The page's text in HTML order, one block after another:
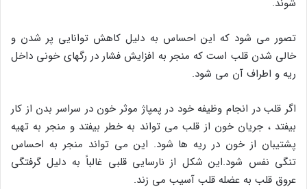
تصور می شود که این احساس به دلیل کاهش توانایی پر شدن و
خالی شدن قلب است که منجر به افزایش فشار در رگهای خونی داخل
ریه و اطراف آن می شود.
اگر قلب در انجام وظیفه خود در پمپاژ موثر خون در سراسر بدن از کار
بیفتد ، جریان خون از قلب می تواند به خطر بیفتد و منجر به تهیه
پشتیبان از خون در ریه ها شود. این می تواند منجر به احساس
تنگی نفس شود.این شکل از نارسایی قلبی غالباً به دلیل گرفتگی
عروق قلب به عضله قلب آسیب می زند.